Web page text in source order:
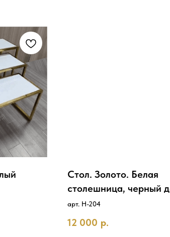
Стол. Золото. Белая
столешница, черный
арт. Н-204
12 000 р.